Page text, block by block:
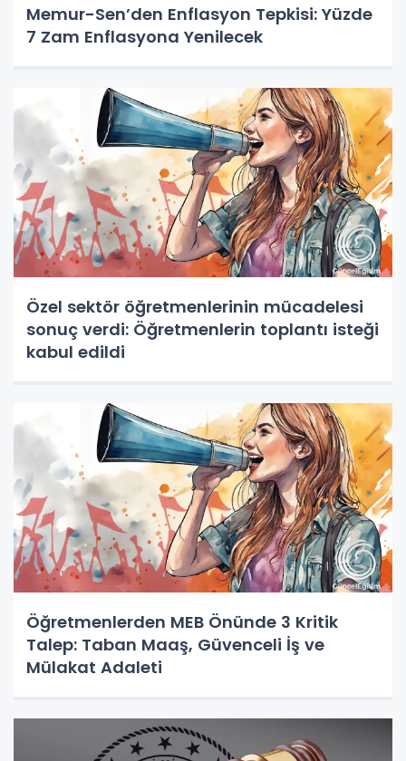
Memur-Sen’den Enflasyon Tepkisi: Yüzde
7 Zam Enflasyona Yenilecek
Özel sektör öğretmenlerinin mücadelesi
sonuç verdi: Öğretmenlerin toplantı isteği
kabul edildi
Öğretmenlerden MEB Önünde 3 Kritik
Talep: Taban Maaş, Güvenceli İş ve
Mülakat Adaleti